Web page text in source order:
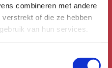
combineren met andere
of die ze hebben
van hun services.
de Uitmail,